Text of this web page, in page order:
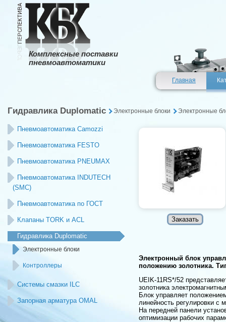
Комплексные поставки
пневмоавтоматики
Главная
Гидравлика Duplomatic Электронные блоки Электронные
Пневмоавтоматика Camozzi
Пневмоавтоматика FESTO
Пневмоавтоматика PNEUMAX
Пневмоавтоматика INDUTECH
(SMC)
Пневмоавтоматика по ГОСТ
Клапаны TORK и ACL
Гидравлика Duplomatic
Электронные блоки
Контроллеры
Системы смазки ILC
Запорная арматура OMAL
Электронный блок
положению золотника.
UEIK-11RS*/52
золотника
Блок управляет
линейность регулировки с
На передней панели
оптимизации рабочих